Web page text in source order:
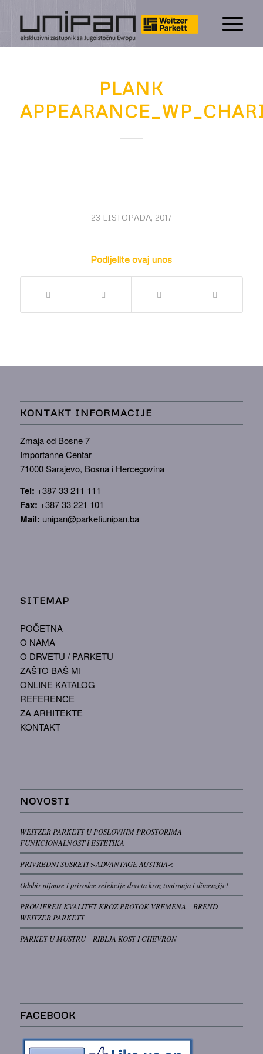
PLANK
23 LISTOPADA, 2017
Podijelite ovaj unos
KONTAKT INFORMACIJE
Zmaja od Bosne 7
Importanne Centar
71000 Sarajevo, Bosna i Hercegovina
Tel: +387 33 211 111
Fax: +387 33 221 101
Mail: unipan@parketiunipan.ba
SITEMAP
POČETNA
O NAMA
O DRVETU / PARKETU
ZAŠTO BAŠ MI
ONLINE KATALOG
REFERENCE
ZA ARHITEKTE
KONTAKT
NOVOSTI
WEITZER PARKETT U POSLOVNIM PROSTORIMA –
FUNKCIONALNOST I ESTETIKA
PRIVREDNI SUSRETI >ADVANTAGE AUSTRIA<
Odabir nijanse i prirodne selekcije drveta kroz toniranja i dimenzije!
PROVJEREN KVALITET KROZ PROTOK VREMENA – BREND
WEITZER PARKETT
PARKET U MUSTRU – RIBLJA KOST I CHEVRON
FACEBOOK